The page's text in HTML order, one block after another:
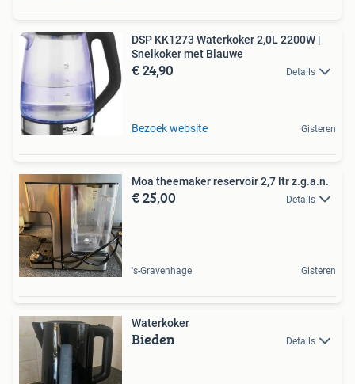
DSP KK1273 Waterkoker 2,0L 2200W |
Snelkoker met Blauwe
€ 24,90 Details
Bezoek website Gisteren
Moa theemaker reservoir 2,7 ltr z.g.a.n.
€ 25,00 Details
's-Gravenhage Gisteren
Waterkoker
Bieden Details